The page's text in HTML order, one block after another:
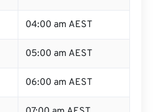
04:00 am AEST
05:00 am AEST
06:00 am AEST